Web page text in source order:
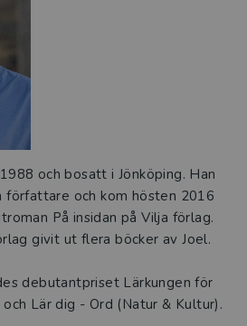
och bosatt i Jönköping. Han
författare och kom hösten 2016
På insidan på Vilja förlag.
givit ut flera böcker av Joel.
debutantpriset Lärkungen för
Lär dig - Ord (Natur & Kultur).